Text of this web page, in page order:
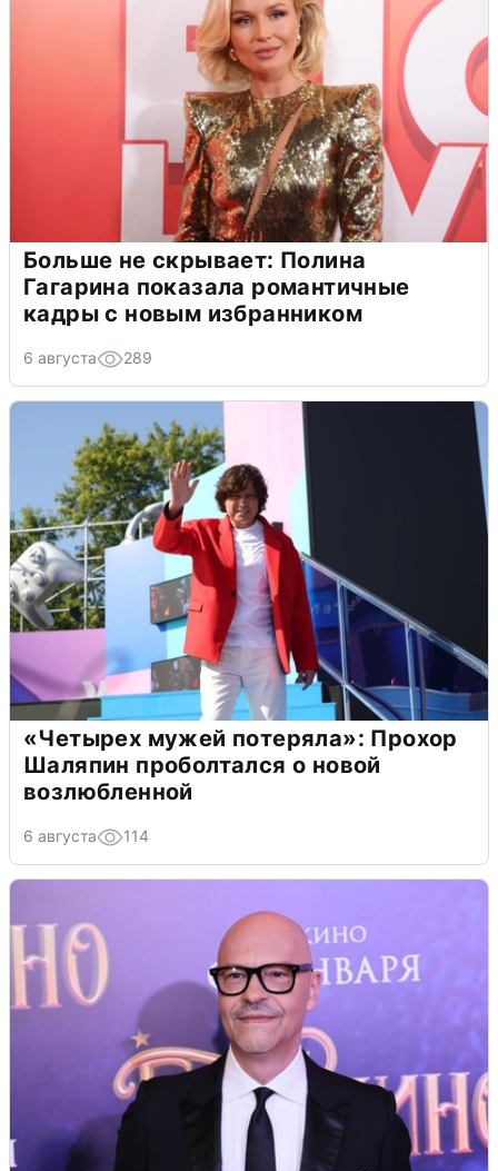
Больше не скрывает: Полина
Гагарина показала романтичные
кадры с новым избранником
6 августа 289
«Четырех мужей потеряла»: Прохор
Шаляпин проболтался о новой
возлюбленной
6 августа 114